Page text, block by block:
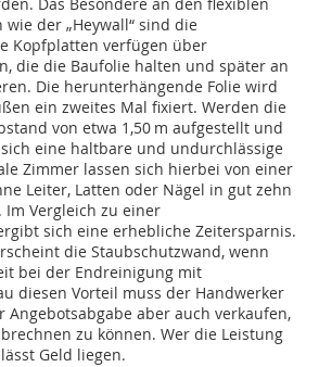
Das Besondere an den flexiblen
der „Heywall“ sind die
Kopfplatten verfügen über
die die Baufolie halten und später an
Die herunterhängende Folie wird
ein zweites Mal fixiert. Werden die
von etwa 1,50 m aufgestellt und
eine haltbare und undurchlässige
Zimmer lassen sich hierbei von einer
Leiter, Latten oder Nägel in gut zehn
Vergleich zu einer
sich eine erhebliche Zeitersparnis.
die Staubschutzwand, wenn
bei der Endreinigung mit
diesen Vorteil muss der Handwerker
Angebotsabgabe aber auch verkaufen,
zu können. Wer die Leistung
Geld liegen.